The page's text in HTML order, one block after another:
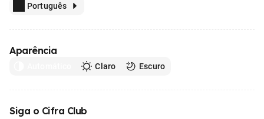
Português
Aparência
Claro Escuro
Siga o Cifra Club